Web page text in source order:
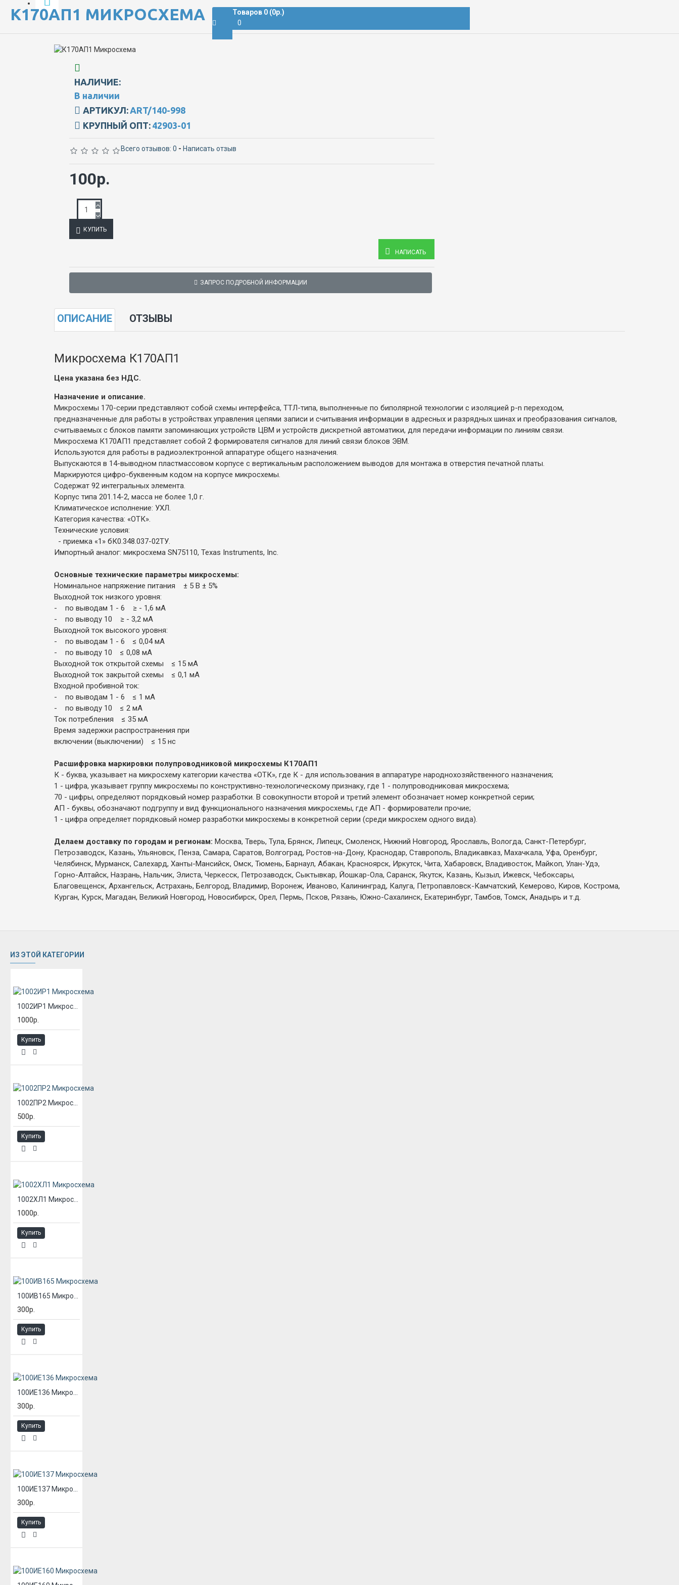
Товаров 0 (0р.)
0
К170АП1 МИКРОСХЕМА
НАЛИЧИЕ:
В наличии
АРТИКУЛ: ART/140-998
КРУПНЫЙ ОПТ: 42903-01
Всего отзывов: 0 - Написать отзыв
100р.
КУПИТЬ
НАПИСАТЬ
ЗАПРОС ПОДРОБНОЙ ИНФОРМАЦИИ
ОПИСАНИЕ ОТЗЫВЫ
Микросхема К170АП1
Цена указана без НДС.
Назначение и описание.
Микросхемы 170-серии представляют собой схемы интерфейса, ТТЛ-типа, выполненные по биполярной технологии с изоляцией p-n переходом,
предназначенные для работы в устройствах управления цепями записи и считывания информации в адресных и разрядных шинах и преобразования сигналов,
считываемых с блоков памяти запоминающих устройств ЦВМ и устройств дискретной автоматики, для передачи информации по линиям связи.
Микросхема К170АП1 представляет собой 2 формирователя сигналов для линий связи блоков ЭВМ.
Используются для работы в радиоэлектронной аппаратуре общего назначения.
Выпускаются в 14-выводном пластмассовом корпусе с вертикальным расположением выводов для монтажа в отверстия печатной платы.
Маркируются цифро-буквенным кодом на корпусе микросхемы.
Содержат 92 интегральных элемента.
Корпус типа 201.14-2, масса не более 1,0 г.
Климатическое исполнение: УХЛ.
Категория качества: «ОТК».
Технические условия:
- приемка «1» бК0.348.037-02ТУ.
Импортный аналог: микросхема SN75110, Texas Instruments, Inc.
Основные технические параметры микросхемы:
Номинальное напряжение питания ± 5 В ± 5%
Выходной ток низкого уровня:
- по выводам 1 - 6 ≥ - 1,6 мА
- по выводу 10 ≥ - 3,2 мА
Выходной ток высокого уровня:
- по выводам 1 - 6 ≤ 0,04 мА
- по выводу 10 ≤ 0,08 мА
Выходной ток открытой схемы ≤ 15 мА
Выходной ток закрытой схемы ≤ 0,1 мА
Входной пробивной ток:
- по выводам 1 - 6 ≤ 1 мА
- по выводу 10 ≤ 2 мА
Ток потребления ≤ 35 мА
Время задержки распространения при
включении (выключении) ≤ 15 нс
Расшифровка маркировки полупроводниковой микросхемы К170АП1
К - буква, указывает на микросхему категории качества «ОТК», где К - для использования в аппаратуре народнохозяйственного назначения;
1 - цифра, указывает группу микросхемы по конструктивно-технологическому признаку, где 1 - полупроводниковая микросхема;
70 - цифры, определяют порядковый номер разработки. В совокупности второй и третий элемент обозначает номер конкретной серии;
АП - буквы, обозначают подгруппу и вид функционального назначения микросхемы, где АП - формирователи прочие;
1 - цифра определяет порядковый номер разработки микросхемы в конкретной серии (среди микросхем одного вида).
Делаем доставку по городам и регионам: Москва, Тверь, Тула, Брянск, Липецк, Смоленск, Нижний Новгород, Ярославль, Вологда, Санкт-Петербург,
Петрозаводск, Казань, Ульяновск, Пенза, Самара, Саратов, Волгоград, Ростов-на-Дону, Краснодар, Ставрополь, Владикавказ, Махачкала, Уфа, Оренбург,
Челябинск, Мурманск, Салехард, Ханты-Мансийск, Омск, Тюмень, Барнаул, Абакан, Красноярск, Иркутск, Чита, Хабаровск, Владивосток, Майкоп, Улан-Удэ,
Горно-Алтайск, Назрань, Нальчик, Элиста, Черкесск, Петрозаводск, Сыктывкар, Йошкар-Ола, Саранск, Якутск, Казань, Кызыл, Ижевск, Чебоксары,
Благовещенск, Архангельск, Астрахань, Белгород, Владимир, Воронеж, Иваново, Калининград, Калуга, Петропавловск-Камчатский, Кемерово, Киров, Кострома,
Курган, Курск, Магадан, Великий Новгород, Новосибирск, Орел, Пермь, Псков, Рязань, Южно-Сахалинск, Екатеринбург, Тамбов, Томск, Анадырь и т.д.
ИЗ ЭТОЙ КАТЕГОРИИ
1000р.
Купить
500р.
Купить
1000р.
Купить
300р.
Купить
300р.
Купить
300р.
Купить